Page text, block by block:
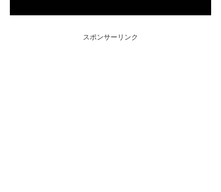
スポンサーリンク